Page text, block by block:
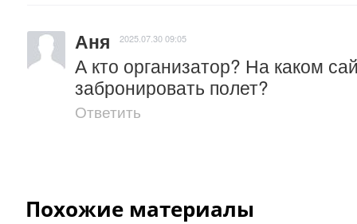
Аня 2025.07.30 09:05
А кто организатор? На каком
забронировать полет?
Ответить
Похожие материалы